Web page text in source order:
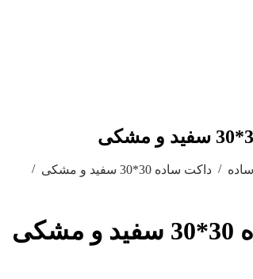
داکت ساده 30*30 سفید و مشکی